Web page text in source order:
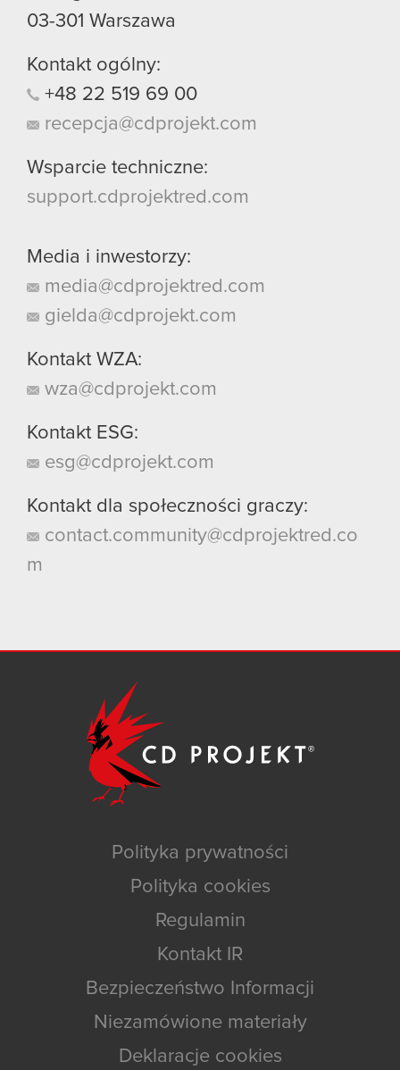
03-301 Warszawa
Kontakt ogólny:
+48 22 519 69 00
recepcja@cdprojekt.com
Wsparcie techniczne:
support.cdprojektred.com
Media i inwestorzy:
media@cdprojektred.com
gielda@cdprojekt.com
Kontakt WZA:
wza@cdprojekt.com
Kontakt ESG:
esg@cdprojekt.com
Kontakt dla społeczności graczy:
contact.community@cdprojektred.co
m
Polityka prywatności
Polityka cookies
Regulamin
Kontakt IR
Bezpieczeństwo Informacji
Niezamówione materiały
Deklaracje cookies